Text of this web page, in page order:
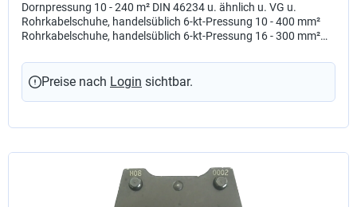
Dornpressung 10 - 240 m² DIN 46234 u. ähnlich u. VG u.
Rohrkabelschuhe, handelsüblich 6-kt-Pressung 10 - 400 mm²
Rohrkabelschuhe, handelsüblich 6-kt-Pressung 16 - 300 mm²
Preise nach Login sichtbar.